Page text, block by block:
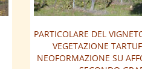
PARTICOLARE DEL
VEGETAZIONE
NEOFORMAZIONE SU